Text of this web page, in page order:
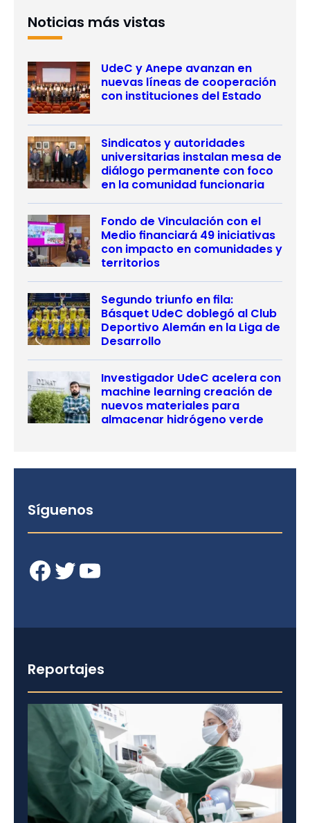
Noticias más vistas
UdeC y Anepe avanzan en
nuevas líneas de cooperación
con instituciones del Estado
Sindicatos y autoridades
universitarias instalan mesa de
diálogo permanente con foco
en la comunidad funcionaria
Fondo de Vinculación con el
Medio financiará 49 iniciativas
con impacto en comunidades y
territorios
Segundo triunfo en fila:
Básquet UdeC doblegó al Club
Deportivo Alemán en la Liga de
Desarrollo
Investigador UdeC acelera con
machine learning creación de
nuevos materiales para
almacenar hidrógeno verde
Síguenos
Facebook Twitter YouTube
Reportajes